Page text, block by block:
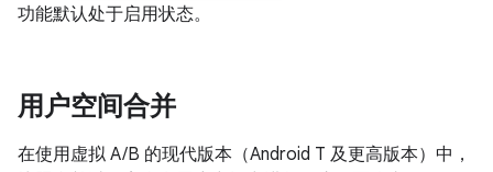
功能默认处于启用状态。
用户空间合并
在使用虚拟 A/B 的现代版本（Android T 及更高版本）中，